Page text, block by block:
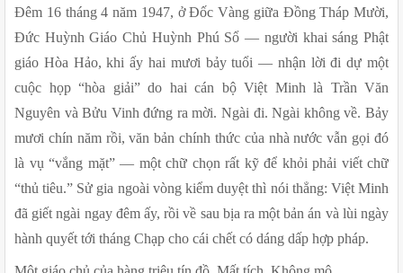
Đêm 16 tháng 4 năm 1947, ở Đốc Vàng giữa Đồng Tháp Mười,
Đức Huỳnh Giáo Chủ Huỳnh Phú Sổ — người khai sáng Phật
giáo Hòa Hảo, khi ấy hai mươi bảy tuổi — nhận lời đi dự một
cuộc họp “hòa giải” do hai cán bộ Việt Minh là Trần Văn
Nguyên và Bửu Vinh đứng ra mời. Ngài đi. Ngài không về. Bảy
mươi chín năm rồi, văn bản chính thức của nhà nước vẫn gọi đó
là vụ “vắng mặt” — một chữ chọn rất kỹ để khỏi phải viết chữ
“thủ tiêu.” Sử gia ngoài vòng kiểm duyệt thì nói thẳng: Việt Minh
đã giết ngài ngay đêm ấy, rồi về sau bịa ra một bản án và lùi ngày
hành quyết tới tháng Chạp cho cái chết có dáng dấp hợp pháp.